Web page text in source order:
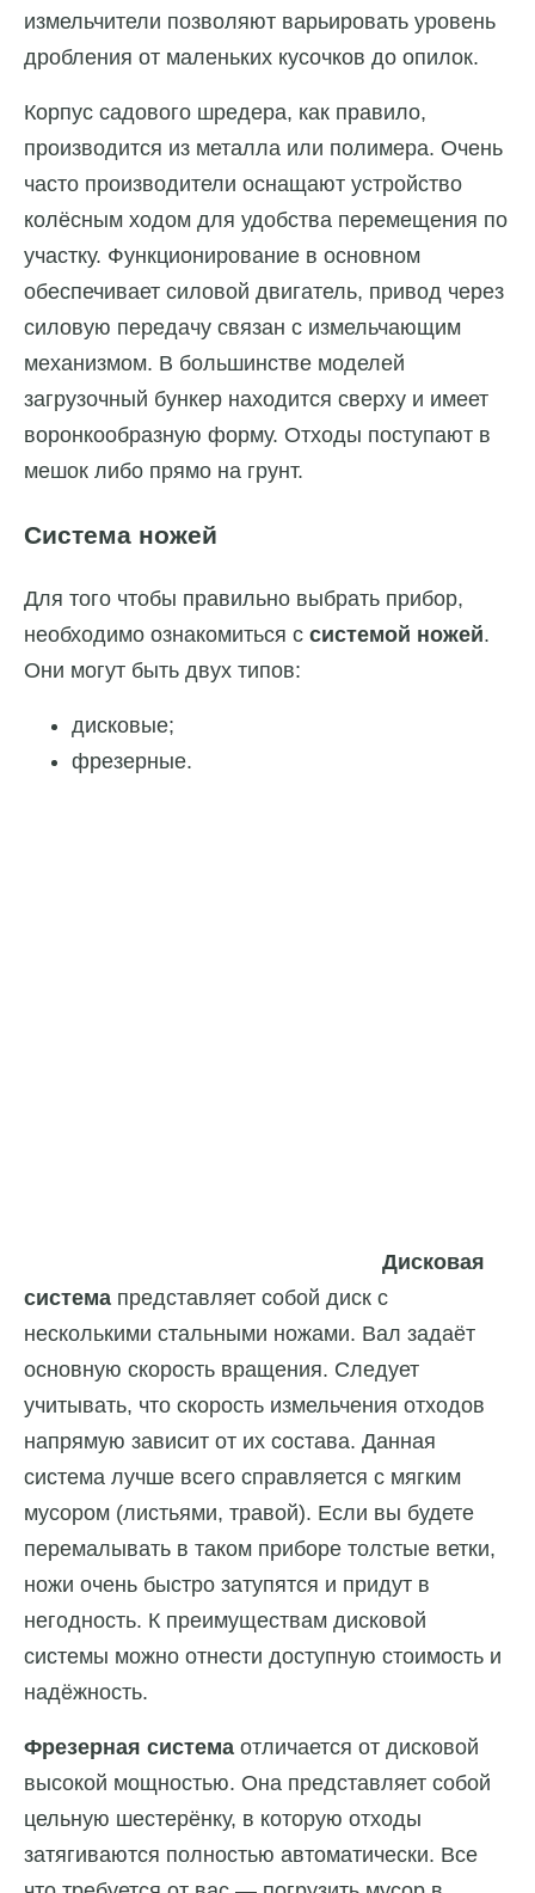
измельчители позволяют варьировать уровень
дробления от маленьких кусочков до опилок.
Корпус садового шредера, как правило,
производится из металла или полимера. Очень
часто производители оснащают устройство
колёсным ходом для удобства перемещения по
участку. Функционирование в основном
обеспечивает силовой двигатель, привод через
силовую передачу связан с измельчающим
механизмом. В большинстве моделей
загрузочный бункер находится сверху и имеет
воронкообразную форму. Отходы поступают в
мешок либо прямо на грунт.
Система ножей
Для того чтобы правильно выбрать прибор,
необходимо ознакомиться с системой ножей.
Они могут быть двух типов:
дисковые;
фрезерные.
Дисковая
система представляет собой диск с
несколькими стальными ножами. Вал задаёт
основную скорость вращения. Следует
учитывать, что скорость измельчения отходов
напрямую зависит от их состава. Данная
система лучше всего справляется с мягким
мусором (листьями, травой). Если вы будете
перемалывать в таком приборе толстые ветки,
ножи очень быстро затупятся и придут в
негодность. К преимуществам дисковой
системы можно отнести доступную стоимость и
надёжность.
Фрезерная система отличается от дисковой
высокой мощностью. Она представляет собой
цельную шестерёнку, в которую отходы
затягиваются полностью автоматически. Все